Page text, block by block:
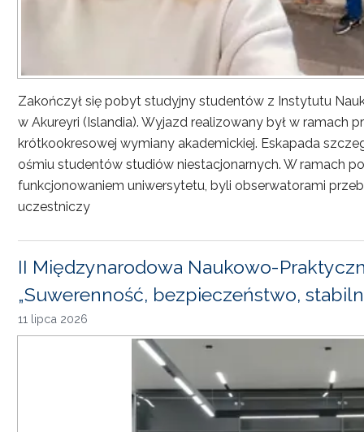
Zakończył się pobyt studyjny studentów z Instytutu
w Akureyri (Islandia). Wyjazd realizowany był w ramach
krótkookresowej wymiany akademickiej. Eskapada
ośmiu studentów studiów niestacjonarnych. W ramach
funkcjonowaniem uniwersytetu, byli obserwatorami
uczestniczy
II Międzynarodowa Naukowo-
„Suwerenność, bezpieczeństwo,
11 lipca 2026